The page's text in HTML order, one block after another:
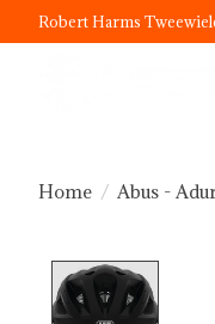
Robert Harms
Home / Abus -